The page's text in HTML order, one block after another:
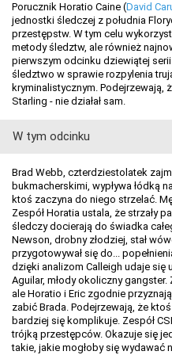
Porucznik Horatio Caine (David
jednostki śledczej z południa
przestępstw. W tym celu
metody śledztw, ale również
pierwszym odcinku dziewiątej
śledztwo w sprawie rozpylenia
kryminalistycznym. Podejrzewają,
Starling - nie działał sam.
W tym odcinku
Brad Webb, czterdziestolatek
bukmacherskimi, wypływa łódką
ktoś zaczyna do niego strzelać.
Zespół Horatia ustala, że strzały
śledczy docierają do świadka
Newson, drobny złodziej, stał
przygotowywał się do...
dzięki analizom Calleigh udaje się
Aguilar, młody okoliczny
ale Horatio i Eric zgodnie
zabić Brada. Podejrzewają, że
bardziej się komplikuje. Zespół
trójką przestępców. Okazuje się
takie, jakie mogłoby się wydawać